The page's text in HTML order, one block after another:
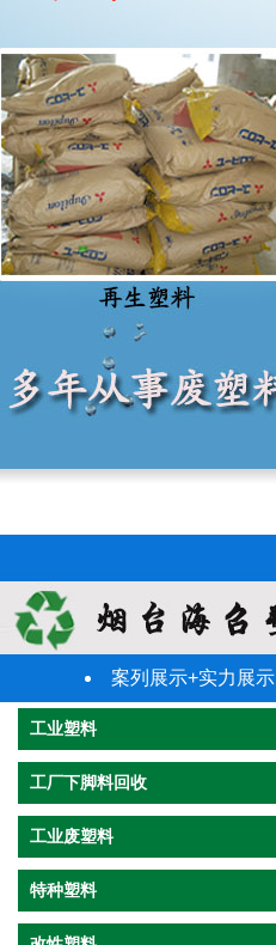
案列展示+实力展示
工业塑料
工厂下脚料回收
工业废塑料
特种塑料